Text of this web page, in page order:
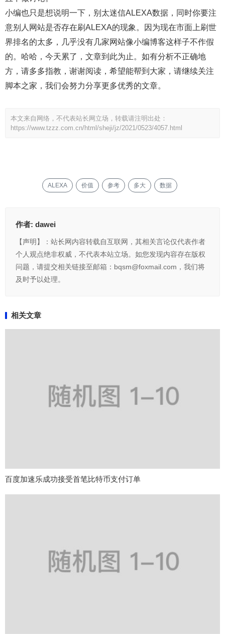
小编也只是想说明一下，别太迷信ALEXA数据，同时你要注
意别人网站是否存在刷ALEXA的现象。因为现在市面上刷世
界排名的太多，几乎没有几家网站像小编博客这样子不作假
的。哈哈，今天累了，文章到此为止。如有分析不正确地
方，请多多指教，谢谢阅读，希望能帮到大家，请继续关注
脚本之家，我们会努力分享更多优秀的文章。
本文来自网络，不代表站长网立场，转载请注明出处：
https://www.tzzz.com.cn/html/sheji/jz/2021/0523/4057.html
ALEXA 价值 参考 多大 数据
作者: dawei
【声明】：站长网内容转载自互联网，其相关言论仅代表作者
个人观点绝非权威，不代表本站立场。如您发现内容存在版权
问题，请提交相关链接至邮箱：bqsm@foxmail.com，我们将
及时予以处理。
相关文章
百度加速乐成功接受首笔比特币支付订单